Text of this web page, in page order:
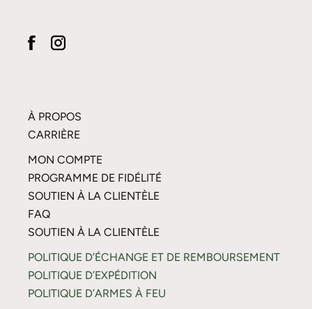
À PROPOS
CARRIÈRE
MON COMPTE
PROGRAMME DE FIDÉLITÉ
SOUTIEN À LA CLIENTÈLE
FAQ
SOUTIEN À LA CLIENTÈLE
POLITIQUE D’ÉCHANGE ET DE REMBOURSEMENT
POLITIQUE D’EXPÉDITION
POLITIQUE D’ARMES À FEU